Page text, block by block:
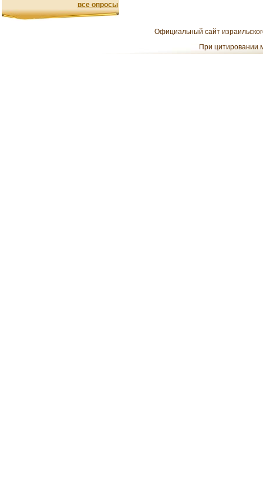
все опросы
Официальный сайт
При цитировании